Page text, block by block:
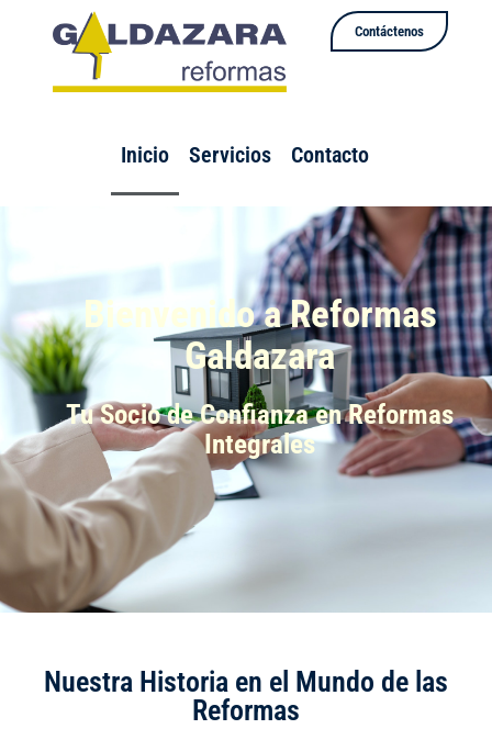
Contáctenos
Inicio Servicios Contacto
Bienvenido a Reformas
Galdazara
Tu Socio de Confianza en Reformas
Integrales
Nuestra Historia en el Mundo de las
Reformas